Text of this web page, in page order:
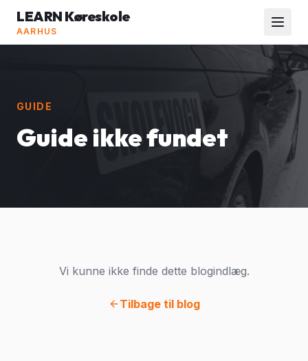
LEARN Køreskole
AARHUS
GUIDE
Guide ikke fundet
Vi kunne ikke finde dette blogindlæg.
Tilbage til blog